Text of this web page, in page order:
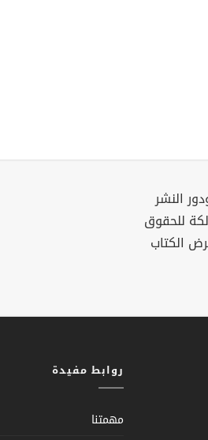
النشر
للحقوق
الكتاب
روابط مفيدة
مهمتنا